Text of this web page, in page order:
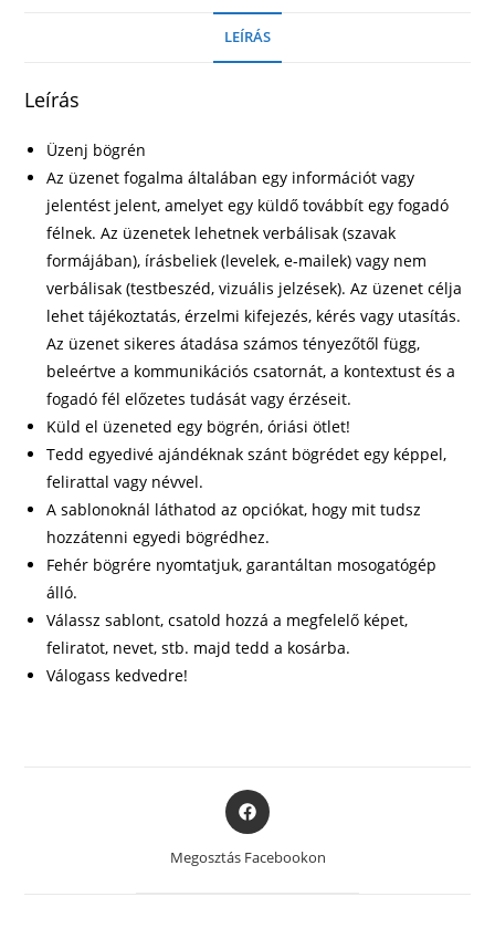
LEÍRÁS
Leírás
Üzenj bögrén
Az üzenet fogalma általában egy információt vagy
jelentést jelent, amelyet egy küldő továbbít egy fogadó
félnek. Az üzenetek lehetnek verbálisak (szavak
formájában), írásbeliek (levelek, e-mailek) vagy nem
verbálisak (testbeszéd, vizuális jelzések). Az üzenet célja
lehet tájékoztatás, érzelmi kifejezés, kérés vagy utasítás.
Az üzenet sikeres átadása számos tényezőtől függ,
beleértve a kommunikációs csatornát, a kontextust és a
fogadó fél előzetes tudását vagy érzéseit.
Küld el üzeneted egy bögrén, óriási ötlet!
Tedd egyedivé ajándéknak szánt bögrédet egy képpel,
felirattal vagy névvel.
A sablonoknál láthatod az opciókat, hogy mit tudsz
hozzátenni egyedi bögrédhez.
Fehér bögrére nyomtatjuk, garantáltan mosogatógép
álló.
Válassz sablont, csatold hozzá a megfelelő képet,
feliratot, nevet, stb. majd tedd a kosárba.
Válogass kedvedre!
Opens
in
a
Megosztás Facebookon